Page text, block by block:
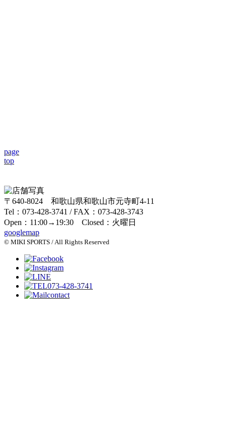
page
top
〒640-8024 和歌山県和歌山市元寺町4-11
Tel：073-428-3741 / FAX：073-428-3743
Open：11:00→19:30 Closed：火曜日
googlemap
© MIKI SPORTS / All Rights Reserved
073-428-3741
contact